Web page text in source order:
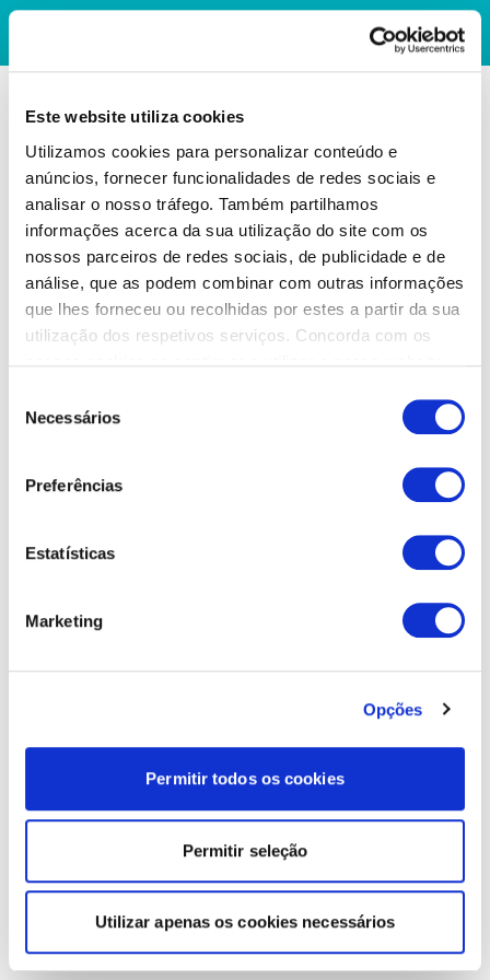
Este website utiliza cookies
Utilizamos cookies para personalizar conteúdo e
anúncios, fornecer funcionalidades de redes sociais e
analisar o nosso tráfego. Também partilhamos
informações acerca da sua utilização do site com os
nossos parceiros de redes sociais, de publicidade e de
análise, que as podem combinar com outras informações
que lhes forneceu ou recolhidas por estes a partir da sua
utilização dos respetivos serviços. Concorda com os
Necessários
Preferências
Estatísticas
Marketing
Opções
Permitir todos os cookies
Permitir seleção
Utilizar apenas os cookies necessários